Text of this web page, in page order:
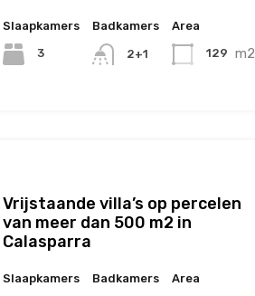
Slaapkamers
3
Badkamers
2+1
Area
129 m2
Vrijstaande villa’s op percelen
van meer dan 500 m2 in
Calasparra
Slaapkamers Badkamers Area